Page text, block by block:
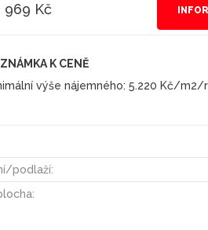
969 Kč
K CENĚ
výše nájemného: 5.220 Kč/m2/
podlaží: